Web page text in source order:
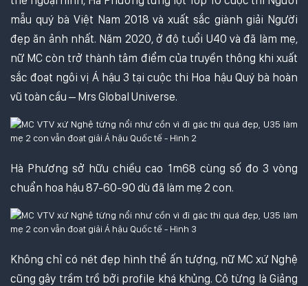
mẫu quý bà Việt Nam 2018 và xuất sắc giành giải Người
đẹp ăn ảnh nhất. Năm 2020, ở độ t.uổi U40 và đã làm mẹ,
nữ MC còn trở thành tâm điểm của truyền thông khi xuất
sắc đoạt ngôi vị Á hậu 3 tại cuộc thi Hoa hậu Quý bà hoàn
vũ toàn cầu – Mrs Global Universe.
Hà Phương sở hữu chiều cao 1m68 cùng số đo 3 vòng
chuẩn hoa hậu 87-60-90 dù đã làm mẹ 2 con.
Không chỉ có nét đẹp hình thể ấn tượng, nữ MC xứ Nghệ
cũng gây trầm trồ bởi profile khá khủng. Cô từng là Giảng